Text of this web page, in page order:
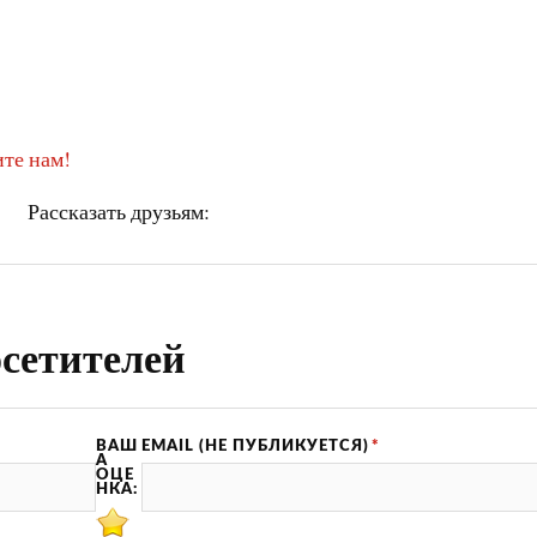
нам!
Рассказать друзьям:
EMAIL (НЕ ПУБЛИКУЕТСЯ) *
ВАШ
А
ОЦЕ
НКА: